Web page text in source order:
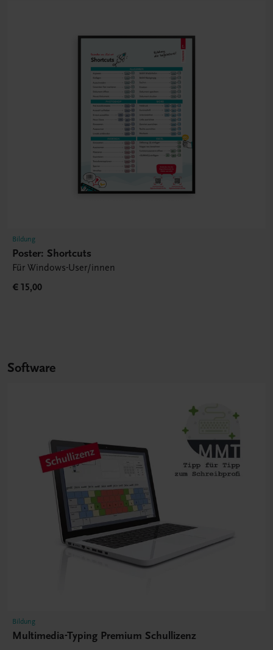
Bildung
Poster: Shortcuts
Für Windows-User/innen
€ 15,00
Software
Bildung
Multimedia-Typing Premium Schullizenz